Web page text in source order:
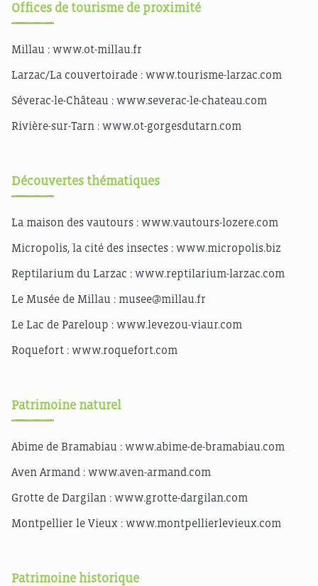
Offices de tourisme de proximité
Millau : www.ot-millau.fr
Larzac/La couvertoirade : www.tourisme-larzac.com
Séverac-le-Château : www.severac-le-chateau.com
Rivière-sur-Tarn : www.ot-gorgesdutarn.com
Découvertes thématiques
La maison des vautours : www.vautours-lozere.com
Micropolis, la cité des insectes : www.micropolis.biz
Reptilarium du Larzac : www.reptilarium-larzac.com
Le Musée de Millau : musee@millau.fr
Le Lac de Pareloup : www.levezou-viaur.com
Roquefort : www.roquefort.com
Patrimoine naturel
Abime de Bramabiau : www.abime-de-bramabiau.com
Aven Armand : www.aven-armand.com
Grotte de Dargilan : www.grotte-dargilan.com
Montpellier le Vieux : www.montpellierlevieux.com
Patrimoine historique